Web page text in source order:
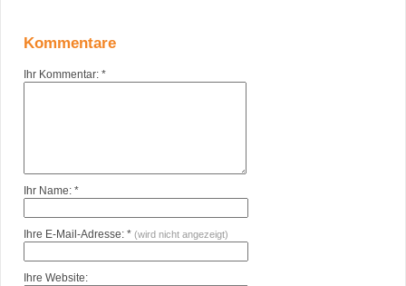
Kommentare
Ihr Kommentar: *
Ihr Name: *
Ihre E-Mail-Adresse: * (wird nicht angezeigt)
Ihre Website: